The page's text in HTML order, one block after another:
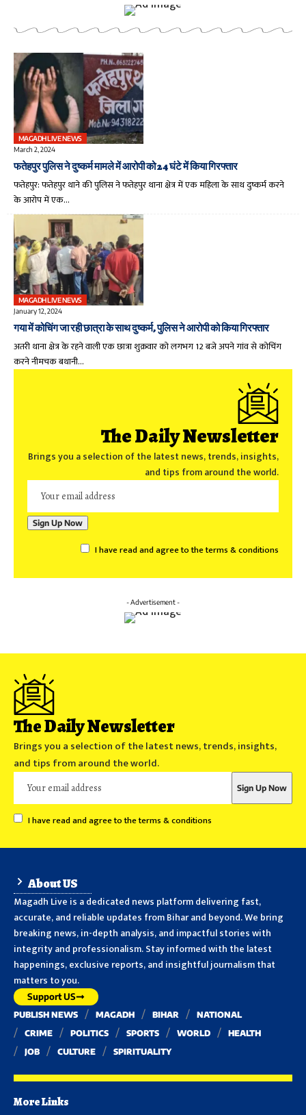
MAGADH LIVE NEWS
March 2, 2024
फतेहपुर पुलिस ने दुष्कर्म मामले में आरोपी को 24 घंटे में किया गिरफ्तार
फतेहपुर: फतेहपुर थाने की पुलिस ने फतेहपुर थाना क्षेत्र में एक महिला के साथ दुष्कर्म करने
के आरोप में एक…
MAGADH LIVE NEWS
January 12, 2024
गया में कोचिंग जा रही छात्रा के साथ दुष्कर्म, पुलिस ने आरोपी को किया गिरफ्तार
अतरी थाना क्षेत्र के रहने वाली एक छात्रा शुक्रवार को लगभग 12 बजे अपने गांव से कोचिंग
करने नीमचक बथानी…
The Daily Newsletter
Brings you a selection of the latest news, trends, insights,
and tips from around the world.
I have read and agree to the terms & conditions
- Advertisement -
The Daily Newsletter
Brings you a selection of the latest news, trends, insights,
and tips from around the world.
I have read and agree to the terms & conditions
About US
Magadh Live is a dedicated news platform delivering fast,
accurate, and reliable updates from Bihar and beyond. We bring
breaking news, in-depth analysis, and impactful stories with
integrity and professionalism. Stay informed with the latest
happenings, exclusive reports, and insightful journalism that
matters to you.
Support US
PUBLISH NEWS MAGADH BIHAR
NATIONAL
CRIME
POLITICS SPORTS WORLD
HEALTH
JOB
CULTURE SPIRITUALITY
More Links